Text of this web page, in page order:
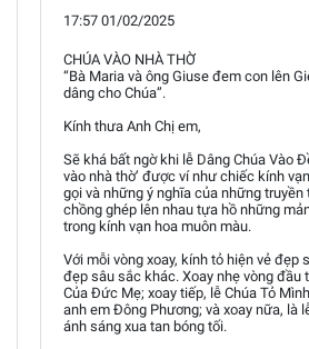
17:57 01/02/2025
CHÚA VÀO NHÀ THỜ
“Bà Maria và ông Giuse đem con lên
dâng cho Chúa”.
Kính thưa Anh Chị em,
Sẽ khá bất ngờ khi lễ Dâng Chúa Vào
vào nhà thờ’ được ví như chiếc kính
gọi và những ý nghĩa của những
chồng ghép lên nhau tựa hồ những
trong kính vạn hoa muôn màu.
Với mỗi vòng xoay, kính tỏ hiện vẻ đẹp
đẹp sâu sắc khác. Xoay nhẹ vòng đầu
Của Đức Mẹ; xoay tiếp, lễ Chúa Tỏ
anh em Đông Phương; và xoay nữa, là
ánh sáng xua tan bóng tối.